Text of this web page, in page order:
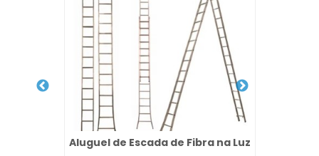
Aluguel de Escada de Fibra na Luz